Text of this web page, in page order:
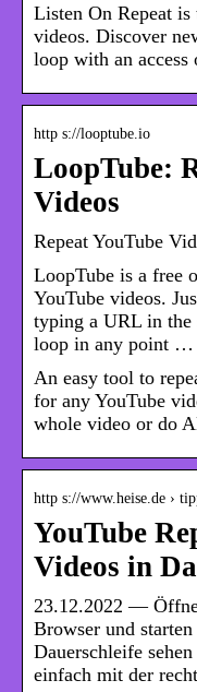
Listen On Repeat
videos. Discover
loop with an
http s://looptube.io
LoopTube:
Videos
Repeat YouTube
LoopTube is a free
YouTube videos.
typing a URL in the
loop in any point …
An easy tool to
for any YouTube
whole video or do
http s://www.heise.de ›
YouTube
Videos in
23.12.2022 —
Browser und
Dauerschleife
einfach mit der